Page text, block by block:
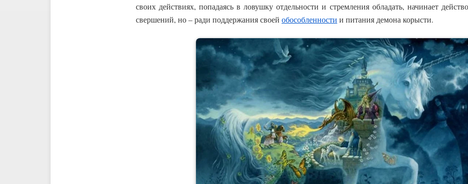
своих действиях, попадаясь в ловушку отдельности и стремления обладать, начинает
свершений, но – ради поддержания своей обособленности и питания демона корысти.